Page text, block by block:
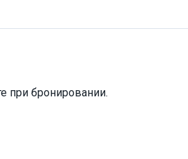
при бронировании.